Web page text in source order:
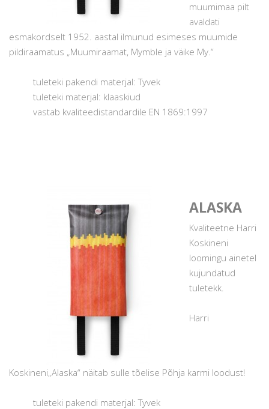
muumimaa pilt
avaldati
esmakordselt 1952. aastal ilmunud esimeses muumide
pildiraamatus „Muumiraamat, Mymble ja väike My.“
tuleteki pakendi materjal: Tyvek
tuleteki materjal: klaaskiud
vastab kvaliteedistandardile EN 1869:1997
ALASKA
Kvaliteetne Harri
Koskineni
loomingu ainetel
kujundatud
tuletekk.
Harri
Koskineni„Alaska“ näitab sulle tõelise Põhja karmi loodust!
tuleteki pakendi materjal: Tyvek